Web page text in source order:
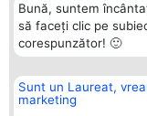
Bună, suntem
să faceți clic pe
corespunzător! 🙂
Sunt un Laureat,
marketing
Organizator Ranking
BRIGHT SOLUTIONS BR SRL